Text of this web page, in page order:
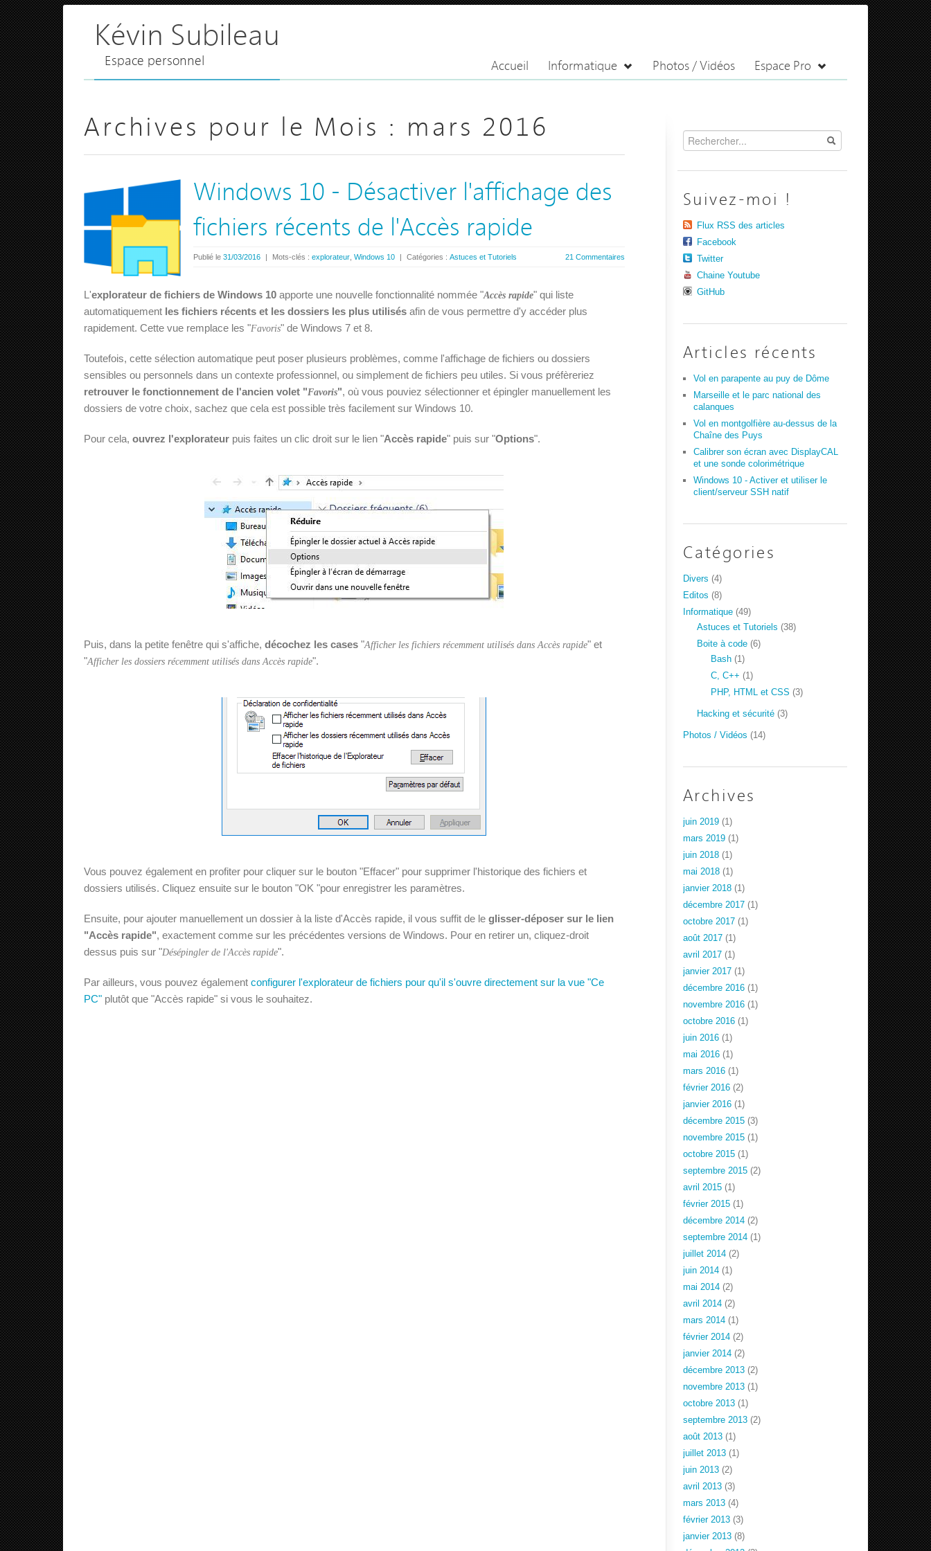
Kévin Subileau
Espace personnel Accueil Informatique Photos / Vidéos Espace Pro
Archives pour le Mois : mars 2016
Windows 10 - Désactiver l'affichage des
fichiers récents de l'Accès rapide
21 Commentaires
Publié le 31/03/2016 | Mots-clés : explorateur Windows 10 | Catégories : Astuces et Tutoriels
L'explorateur de fichiers de Windows 10 apporte une nouvelle fonctionnalité nommée "Accès rapide" qui liste
automatiquement les fichiers récents et les dossiers les plus utilisés afin de vous permettre d'y accéder plus
rapidement. Cette vue remplace les "Favoris" de Windows 7 et 8.
Toutefois, cette sélection automatique peut poser plusieurs problèmes, comme l'affichage de fichiers ou dossiers
sensibles ou personnels dans un contexte professionnel, ou simplement de fichiers peu utiles. Si vous préfèreriez
retrouver le fonctionnement de l'ancien volet "Favoris", où vous pouviez sélectionner et épingler manuellement les
dossiers de votre choix, sachez que cela est possible très facilement sur Windows 10.
Pour cela, ouvrez l'explorateur puis faites un clic droit sur le lien "Accès rapide" puis sur "Options".
Puis, dans la petite fenêtre qui s'affiche, décochez les cases "Afficher les fichiers récemment utilisés dans Accès rapide" et
"Afficher les dossiers récemment utilisés dans Accès rapide".
Vous pouvez également en profiter pour cliquer sur le bouton "Effacer" pour supprimer l'historique des fichiers et
dossiers utilisés. Cliquez ensuite sur le bouton "OK "pour enregistrer les paramètres.
Ensuite, pour ajouter manuellement un dossier à la liste d'Accès rapide, il vous suffit de le glisser-déposer sur le lien
"Accès rapide", exactement comme sur les précédentes versions de Windows. Pour en retirer un, cliquez-droit
dessus puis sur "Désépingler de l'Accès rapide".
Par ailleurs, vous pouvez également configurer l'explorateur de fichiers pour qu'il s'ouvre directement sur la vue "Ce
PC" plutôt que "Accès rapide" si vous le souhaitez.
Suivez-moi !
Flux RSS des articles
Facebook
Twitter
Chaine Youtube
GitHub
Articles récents
Vol en parapente au puy de Dôme
Marseille et le parc national des
calanques
Vol en montgolfière au-dessus de la
Chaîne des Puys
Calibrer son écran avec DisplayCAL
et une sonde colorimétrique
Windows 10 - Activer et utiliser le
client/serveur SSH natif
Catégories
Divers (4)
Editos (8)
Informatique (49)
Astuces et Tutoriels (38)
Boite à code (6)
Bash (1)
C, C++ (1)
PHP, HTML et CSS (3)
Hacking et sécurité (3)
Photos / Vidéos (14)
Archives
juin 2019 (1)
mars 2019 (1)
juin 2018 (1)
mai 2018 (1)
janvier 2018 (1)
décembre 2017 (1)
octobre 2017 (1)
août 2017 (1)
avril 2017 (1)
janvier 2017 (1)
décembre 2016 (1)
novembre 2016 (1)
octobre 2016 (1)
juin 2016 (1)
mai 2016 (1)
mars 2016 (1)
février 2016 (2)
janvier 2016 (1)
décembre 2015 (3)
novembre 2015 (1)
octobre 2015 (1)
septembre 2015 (2)
avril 2015 (1)
février 2015 (1)
décembre 2014 (2)
septembre 2014 (1)
juillet 2014 (2)
juin 2014 (1)
mai 2014 (2)
avril 2014 (2)
mars 2014 (1)
février 2014 (2)
janvier 2014 (2)
décembre 2013 (2)
novembre 2013 (1)
octobre 2013 (1)
septembre 2013 (2)
août 2013 (1)
juillet 2013 (1)
juin 2013 (2)
avril 2013 (3)
mars 2013 (4)
février 2013 (3)
janvier 2013 (8)